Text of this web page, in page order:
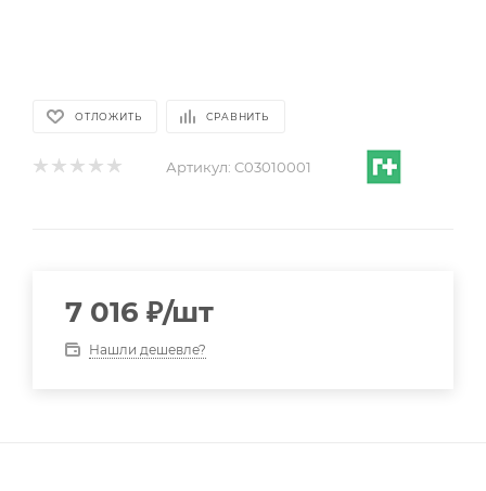
ОТЛОЖИТЬ СРАВНИТЬ
Артикул: C03010001
7 016 ₽/шт
Нашли дешевле?